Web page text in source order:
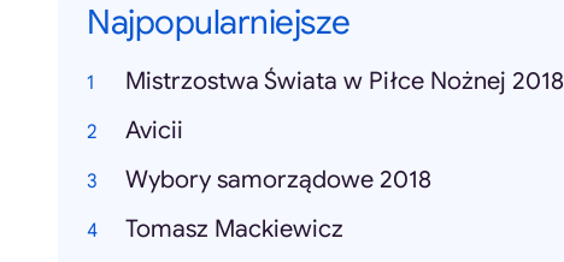
Najpopularniejsze
Mistrzostwa Świata w Piłce Nożnej 2018
Avicii
Wybory samorządowe 2018
Tomasz Mackiewicz